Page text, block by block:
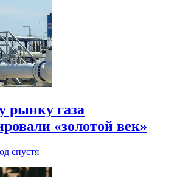
рынку газа
«золотой век»
спустя